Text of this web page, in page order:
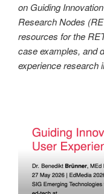
on Guiding
Research Nodes
resources for the
case examples, and
experience research